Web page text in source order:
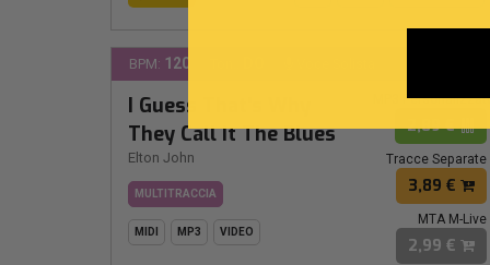
BPM: 120
I Guess That's Why
They Call It The Blues
Elton John
MULTITRACCIA
MIDI MP3 VIDEO
MP3
2,89 €
Tracce Separate
3,89 €
MTA M-Live
2,99 €